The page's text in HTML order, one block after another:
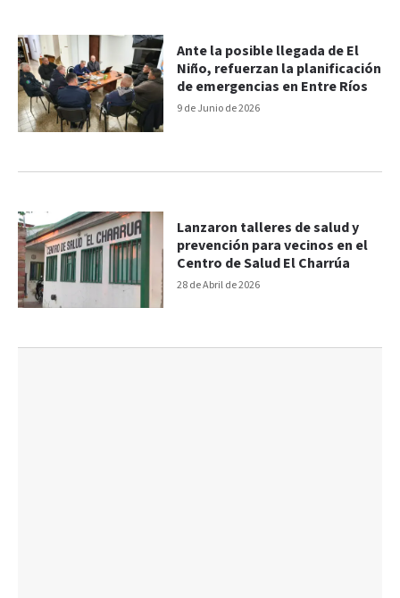
9 de Junio de 2026
Ante la posible llegada de El
Niño, refuerzan la planificación
de emergencias en Entre Ríos
28 de Abril de 2026
Lanzaron talleres de salud y
prevención para vecinos en el
Centro de Salud El Charrúa